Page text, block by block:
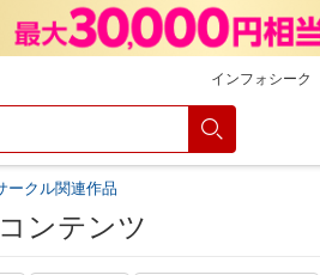
インフォシーク
ークル関連作品
ンテンツ